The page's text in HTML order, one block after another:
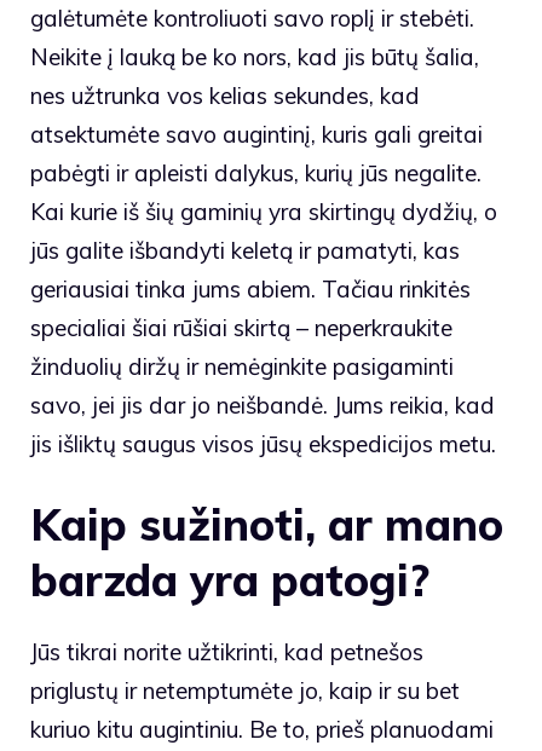
galėtumėte kontroliuoti savo roplį ir stebėti.
Neikite į lauką be ko nors, kad jis būtų šalia,
nes užtrunka vos kelias sekundes, kad
atsektumėte savo augintinį, kuris gali greitai
pabėgti ir apleisti dalykus, kurių jūs negalite.
Kai kurie iš šių gaminių yra skirtingų dydžių, o
jūs galite išbandyti keletą ir pamatyti, kas
geriausiai tinka jums abiem. Tačiau rinkitės
specialiai šiai rūšiai skirtą – neperkraukite
žinduolių diržų ir nemėginkite pasigaminti
savo, jei jis dar jo neišbandė. Jums reikia, kad
jis išliktų saugus visos jūsų ekspedicijos metu.
Kaip sužinoti, ar mano
barzda yra patogi?
Jūs tikrai norite užtikrinti, kad petnešos
priglustų ir netemptumėte jo, kaip ir su bet
kuriuo kitu augintiniu. Be to, prieš planuodami